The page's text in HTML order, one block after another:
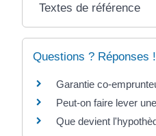
Textes de référence
Questions ? Réponses !
Garantie co-
Peut-on faire lever
Que devient